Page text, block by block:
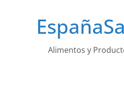
Alimentos y